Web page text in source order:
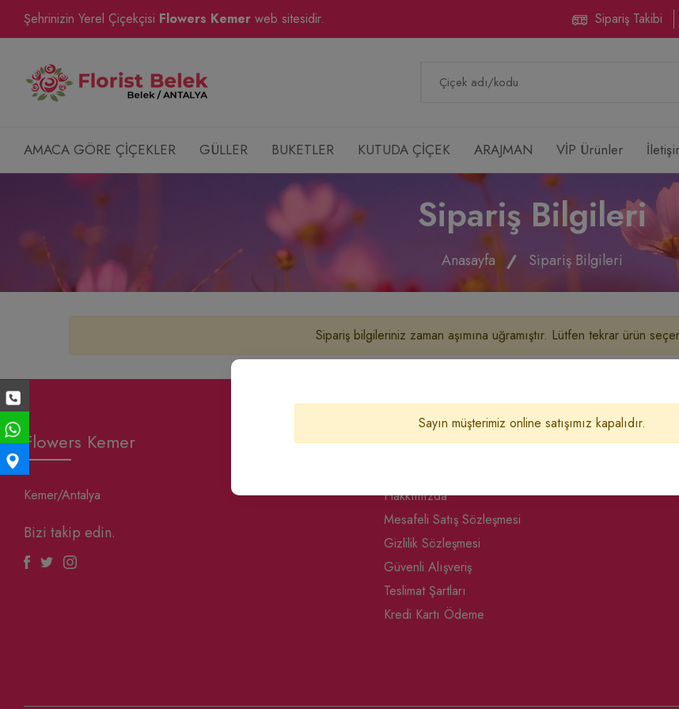
Şehrinizin Yerel Çiçekçisi Flowers Kemer web sitesidir. Sipariş Takibi
AMACA GÖRE ÇİÇEKLER GÜLLER BUKETLER KUTUDA ÇİÇEK ARAJMAN VİP Ürünler
Sipariş Bilgileri
Anasayfa Sipariş Bilgileri
Sipariş bilgileriniz zaman aşımına uğramıştır. Lütfen tekrar ürün
Flowers Kemer
Kemer/Antalya
Bizi takip edin.
Facebook
TwitterInstagram
Kurumsal & Gizlilik
Hakkımızda
Mesafeli Satış Sözleşmesi
Gizlilik Sözleşmesi
Güvenli Alışveriş
Teslimat Şartları
Kredi Kartı Ödeme
Sayın müşterimiz online satışımız kapalıdır.